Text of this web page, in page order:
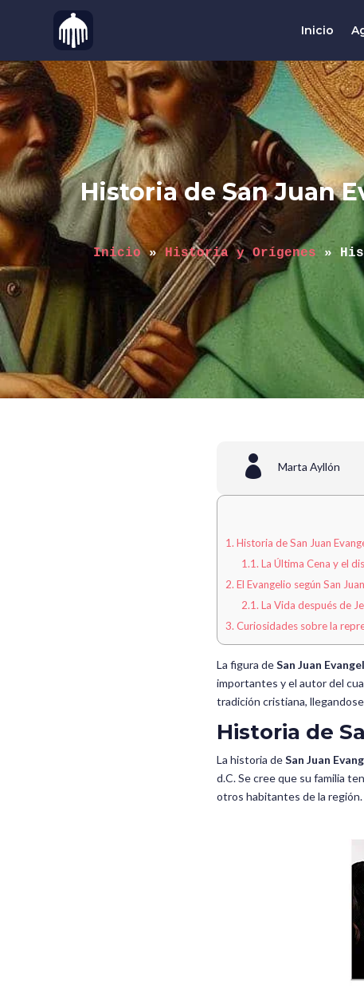
Inicio
Historia de San Juan
Inicio » Historia y Orígenes »
 Marta Ayllón
1. Historia de San Juan
1.1. La Última Cena y el
2. El Evangelio según San Juan
2.1. La Vida después de
3. Curiosidades sobre la
La figura deSan Juan
importantes y el autor del
tradición cristiana,
Historia de
La historia deSan Juan
d.C. Se cree que su familia
otros habitantes de la región.